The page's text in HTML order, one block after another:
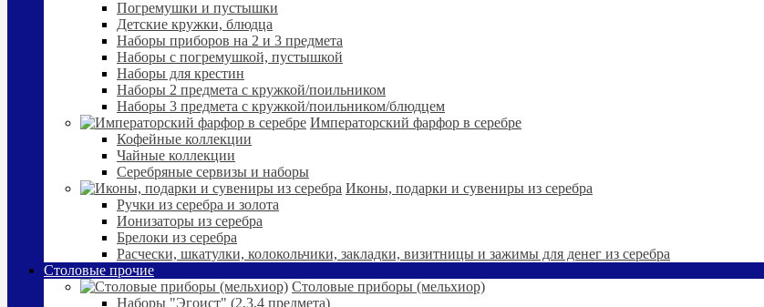
Погремушки и пустышки
Детские кружки, блюдца
Наборы приборов на 2 и 3 предмета
Наборы с погремушкой, пустышкой
Наборы для крестин
Наборы 2 предмета с кружкой/поильником
Наборы 3 предмета с кружкой/поильником/блюдцем
Императорский фарфор в серебре
Кофейные коллекции
Чайные коллекции
Серебряные сервизы и наборы
Иконы, подарки и сувениры из серебра
Ручки из серебра и золота
Ионизаторы из серебра
Брелоки из серебра
Расчески, шкатулки, колокольчики, закладки, визитницы и зажимы для денег из серебра
Столовые прочие
Столовые приборы (мельхиор)
Наборы "Эгоист" (2,3,4 предмета)